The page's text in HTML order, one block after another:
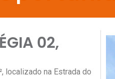
02,
localizado na Estrada do